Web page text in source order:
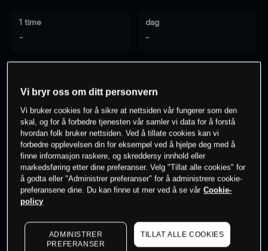
1 time
-
dag
-
- -
0% av kunder erpå dette instrumentet
Søk om konto
Vi bryr oss om ditt personvern
Vi bruker cookies for å sikre at nettsiden vår fungerer som den
skal, og for å forbedre tjenesten vår samler vi data for å forstå
hvordan folk bruker nettsiden. Ved å tillate cookies kan vi
forbedre opplevelsen din for eksempel ved å hjelpe deg med å
finne informasjon raskere, og skreddersy innhold eller
markedsføring etter dine preferanser. Velg "Tillat alle cookies" for
å godta eller "Administrer preferanser" for å administrere cookie-
preferansene dine. Du kan finne ut mer ved å se vår Cookie-
policy
ADMINISTRER
PREFERANSER
TILLAT ALLE COOKIES